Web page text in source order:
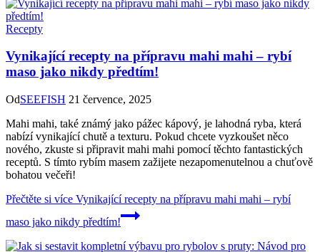
Recepty
Vynikající recepty na přípravu mahi mahi – rybí
maso jako nikdy předtím!
OdSEEFISH 21 července, 2025
Mahi mahi, také známý jako pážec kápový, je lahodná ryba, která
nabízí vynikající chutě a texturu. Pokud chcete vyzkoušet něco
nového, zkuste si připravit mahi mahi pomocí těchto fantastických
receptů. S tímto rybím masem zažijete nezapomenutelnou a chuťově
bohatou večeři!
Přečtěte si více Vynikající recepty na přípravu mahi mahi – rybí
maso jako nikdy předtím!